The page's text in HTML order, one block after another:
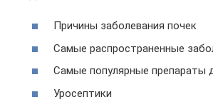
Причины заболевания почек
Самые распространенные
Самые популярные препараты
Уросептики